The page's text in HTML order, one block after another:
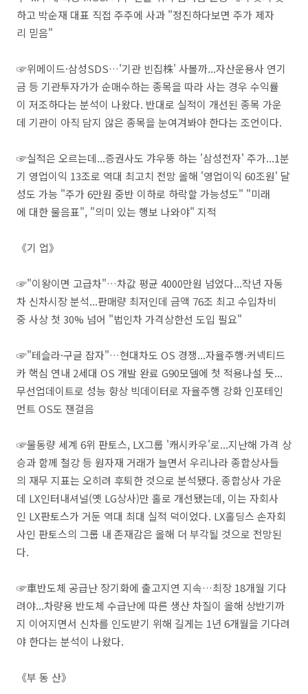
하고 박순재 대표 직접 주주에 사과 "정진하다보면 주가 제자
리 믿음"
☞위메이드·삼성SDS…'기관 빈집株' 사볼까...자산운용사 연기
금 등 기관투자가가 순매수하는 종목을 따라 사는 경우 수익률
이 저조하다는 분석이 나왔다. 반대로 실적이 개선된 종목 가운
데 기관이 아직 담지 않은 종목을 눈여겨봐야 한다는 조언이다.
☞실적은 오르는데...증권사도 갸우뚱 하는 '삼성전자' 주가...1분
기 영업이익 13조로 역대 최고치 전망 올해 '영업이익 60조원' 달
성도 가능 "주가 6만원 중반 이하로 하락할 가능성도" "미래
에 대한 물음표", "의미 있는 행보 나와야" 지적
​《기 업》
☞"이왕이면 고급차"…차값 평균 4000만원 넘었다...작년 자동
차 신차시장 분석...판매량 최저인데 금액 76조 최고 수입차비
중 사상 첫 30% 넘어 "법인차 가격상한선 도입 필요"
☞"테슬라·구글 잡자"…현대차도 OS 경쟁...자율주행·커넥티드
카 핵심 연내 2세대 OS 개발 완료 G90모델에 첫 적용나설 듯...
무선업데이트로 성능 향상 빅데이터로 자율주행 강화 인포테인
먼트 OS도 잰걸음
☞물동량 세계 6위 판토스, LX그룹 '캐시카우'로...지난해 가격 상
승과 함께 철강 등 원자재 거래가 늘면서 우리나라 종합상사들
의 재무 지표는 오히려 후퇴한 것으로 분석됐다. 종합상사 가운
데 LX인터내셔널(옛 LG상사)만 홀로 개선됐는데, 이는 자회사
인 LX판토스가 거둔 역대 최대 실적 덕이었다. LX홀딩스 손자회
사인 판토스의 그룹 내 존재감은 올해 더 부각될 것으로 전망된
다.
☞車반도체 공급난 장기화에 출고지연 지속…최장 18개월 기다
려야...차량용 반도체 수급난에 따른 생산 차질이 올해 상반기까
지 이어지면서 신차를 인도받기 위해 길게는 1년 6개월을 기다려
야 한다는 분석이 나왔다.
《부 동 산》